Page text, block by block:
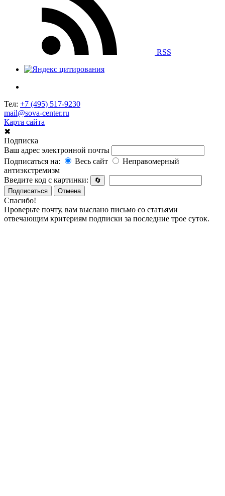
RSS
Тел: +7 (495) 517-9230
mail@sova-center.ru
Карта сайта
✖
Подписка
Ваш адрес электронной почты
Подписаться на:
Весь сайт
Неправомерный
антиэкстремизм
Введите код с картинки:
🔄
Подписаться
Отмена
Спасибо!
Проверьте почту, вам выслано письмо со статьями
отвечающим критериям подписки за последние трое суток.